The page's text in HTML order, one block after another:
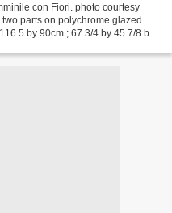
con Fiori. photo courtesy
parts on polychrome glazed
by 90cm.; 67 3/4 by 45 7/8 by